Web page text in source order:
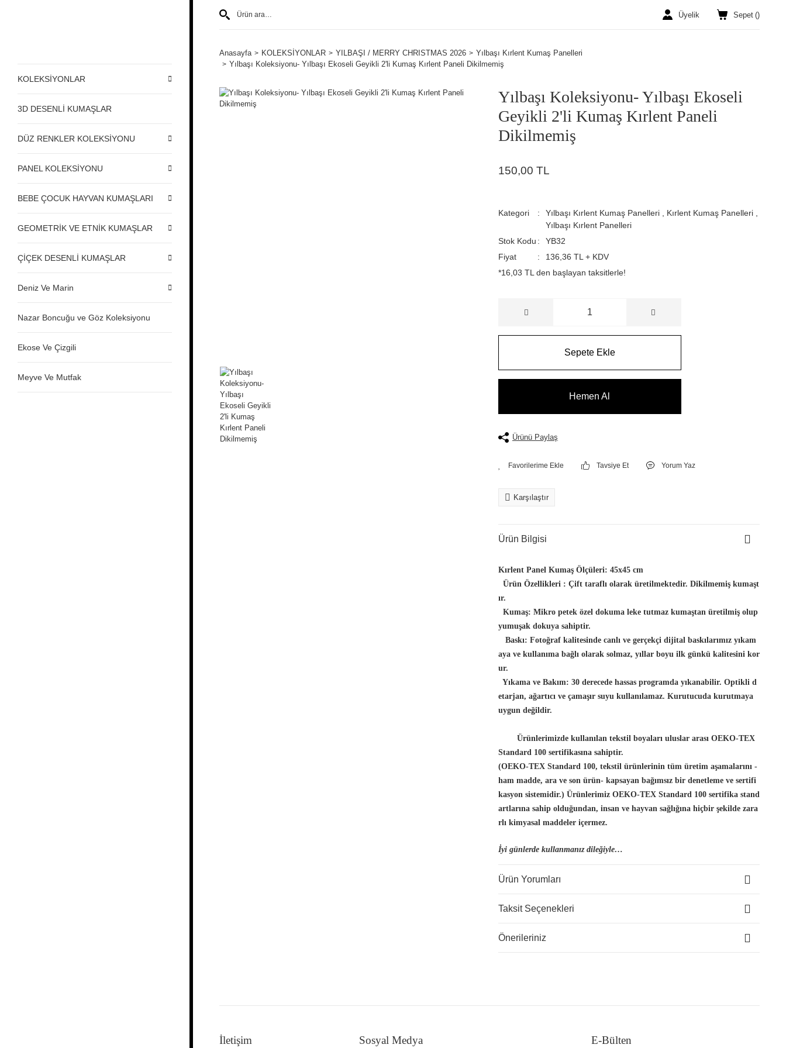
KOLEKSİYONLAR
3D DESENLİ KUMAŞLAR
DÜZ RENKLER KOLEKSİYONU
PANEL KOLEKSİYONU
BEBE ÇOCUK HAYVAN KUMAŞLARI
GEOMETRİK VE ETNİK KUMAŞLAR
ÇİÇEK DESENLİ KUMAŞLAR
Deniz Ve Marin
Nazar Boncuğu ve Göz Koleksiyonu
Ekose Ve Çizgili
Meyve Ve Mutfak
Üyelik Sepet ()
Anasayfa KOLEKSİYONLAR YILBAŞI / MERRY CHRISTMAS 2026
Yılbaşı Kırlent Kumaş Panelleri
Yılbaşı Koleksiyonu- Yılbaşı Ekoseli Geyikli 2'li Kumaş Kırlent Paneli Dikilmemiş
Yılbaşı Koleksiyonu- Yılbaşı Ekoseli
Geyikli 2'li Kumaş Kırlent Paneli
Dikilmemiş
150,00 TL
Kategori Yılbaşı Kırlent Kumaş Panelleri Kırlent Kumaş Panelleri
Yılbaşı Kırlent Panelleri
Stok Kodu
YB32
Fiyat
136,36 TL + KDV
*16,03 TL den başlayan taksitlerle!
Sepete Ekle
Hemen Al
Ürünü Paylaş
Tavsiye Et Yorum Yaz
Karşılaştır
Ürün Bilgisi
Kırlent Panel Kumaş Ölçüleri: 45x45 cm
Ürün Özellikleri : Çift taraflı olarak üretilmektedir. Dikilmemiş kumaşt
ır.
Kumaş: Mikro petek özel dokuma leke tutmaz kumaştan üretilmiş olup
yumuşak dokuya sahiptir.
Baskı: Fotoğraf kalitesinde canlı ve gerçekçi dijital baskılarımız yıkam
aya ve kullanıma bağlı olarak solmaz, yıllar boyu ilk günkü kalitesini kor
ur.
Yıkama ve Bakım: 30 derecede hassas programda yıkanabilir. Optikli d
etarjan, ağartıcı ve çamaşır suyu kullanılamaz. Kurutucuda kurutmaya
uygun değildir.
Ürünlerimizde kullanılan tekstil boyaları uluslar arası OEKO-TEX
Standard 100 sertifikasına sahiptir.
(OEKO-TEX Standard 100, tekstil ürünlerinin tüm üretim aşamalarını -
ham madde, ara ve son ürün- kapsayan bağımsız bir denetleme ve sertifi
kasyon sistemidir.) Ürünlerimiz OEKO-TEX Standard 100 sertifika stand
artlarına sahip olduğundan, insan ve hayvan sağlığına hiçbir şekilde zara
rlı kimyasal maddeler içermez.
İyi günlerde kullanmanız dileğiyle…
Ürün Yorumları
Taksit Seçenekleri
Önerileriniz
İletişim Sosyal Medya E-Bülten